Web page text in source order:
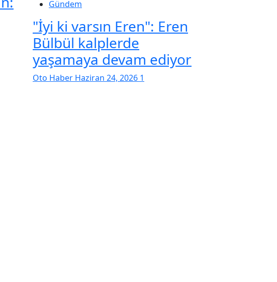
Gündem
"İyi ki varsın Eren": Eren
Bülbül kalplerde
yaşamaya devam ediyor
Oto Haber Haziran 24, 2026 1